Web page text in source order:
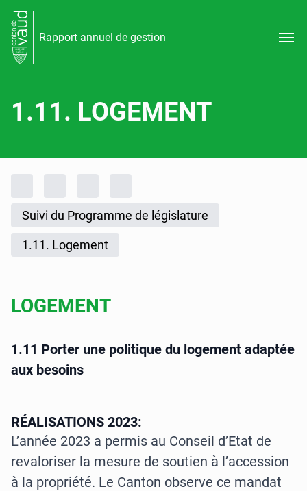
Rapport annuel de gestion
1.11. LOGEMENT
Suivi du Programme de législature
1.11. Logement
LOGEMENT
1.11 Porter une politique du logement adaptée
aux besoins
RÉALISATIONS 2023:
L’année 2023 a permis au Conseil d’Etat de
revaloriser la mesure de soutien à l’accession
à la propriété. Le Canton observe ce mandat